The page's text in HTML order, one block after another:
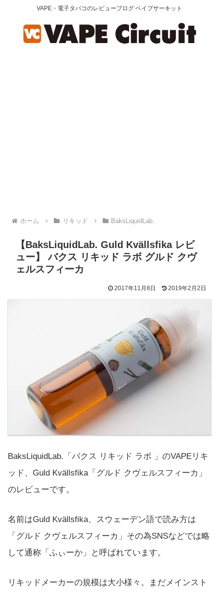
VAPE・電子タバコのレビューブログ ベイプサーキット
ホーム リキッド BaksLiquidLab.
【BaksLiquidLab. Guld Kvällsfika レビ
ュー】 バクス リキッド ラボ グルド クヴ
ェルスフィーカ
2017年11月8日 2019年2月2日
BaksLiquidLab.「バクス リキッド ラボ 」のVAPEリキ
ッド、Guld Kvällsfika「グルド クヴェルスフィーカ」
のレビューです。
名前はGuld Kvällsfika、スウェーデン語で読み方は
「グルド クヴェルスフィーカ」その為SNSなどでは略
して通称「ふぃーか」と呼ばれています。
リキッドメーカーの規模は大小様々。まだメインスト